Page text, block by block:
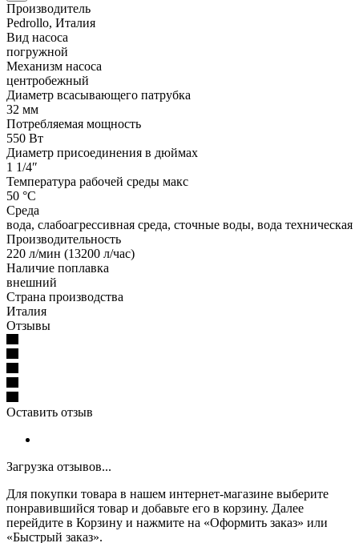
Производитель
Pedrollo, Италия
Вид насоса
погружной
Механизм насоса
центробежный
Диаметр всасывающего патрубка
32 мм
Потребляемая мощность
550 Вт
Диаметр присоединения в дюймах
1 1/4″
Температура рабочей среды макс
50 °С
Среда
вода, слабоагрессивная среда, сточные воды, вода техническая
Производительность
220 л/мин (13200 л/час)
Наличие поплавка
внешний
Страна производства
Италия
Отзывы
Оставить отзыв
Загрузка отзывов...
Для покупки товара в нашем интернет-магазине выберите
понравившийся товар и добавьте его в корзину. Далее
перейдите в Корзину и нажмите на «Оформить заказ» или
«Быстрый заказ».